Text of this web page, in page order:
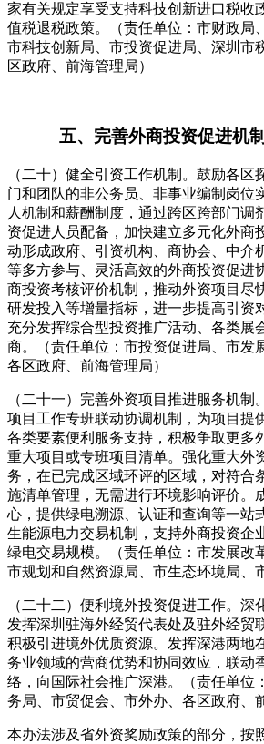
家有关规定享受支持科技创新进口税收
值税退税政策。（责任单位：市财政局
市科技创新局、市投资促进局、深圳市
区政府、前海管理局）
五、完善外商投资促进机制
（二十）健全引资工作机制。鼓励各区
门和团队的非公务员、非事业编制岗位
人机制和薪酬制度，通过跨区跨部门调
资促进人员配备，加快建立多元化外商
动形成政府、引资机构、商协会、中介
等多方参与、灵活高效的外商投资促进
商投资考核评价机制，推动外资项目尽
研发投入等增量指标，进一步提高引资
充分发挥综合型投资推广活动、各类展
商。（责任单位：市投资促进局、市发
各区政府、前海管理局）
（二十一）完善外资项目推进服务机制
项目工作专班联动协调机制，为项目提
各类要素便利服务支持，积极争取更多
重大项目或专班项目清单。强化重大外
务，在已完成区域环评的区域，对符合
施清单管理，无需进行环境影响评价。
心，提供绿电溯源、认证和查询等一站
生能源电力交易机制，支持外商投资企
绿电交易规模。（责任单位：市发展改
市规划和自然资源局、市生态环境局、
（二十二）便利境外投资促进工作。深
发挥深圳驻海外经贸代表处及驻外经贸
积极引进境外优质资源。发挥深港两地
务业领域的营商优势和协同效应，联动
络，向国际社会推广深港。（责任单位
务局、市贸促会、市外办、各区政府、
本办法涉及省外资奖励政策的部分，按